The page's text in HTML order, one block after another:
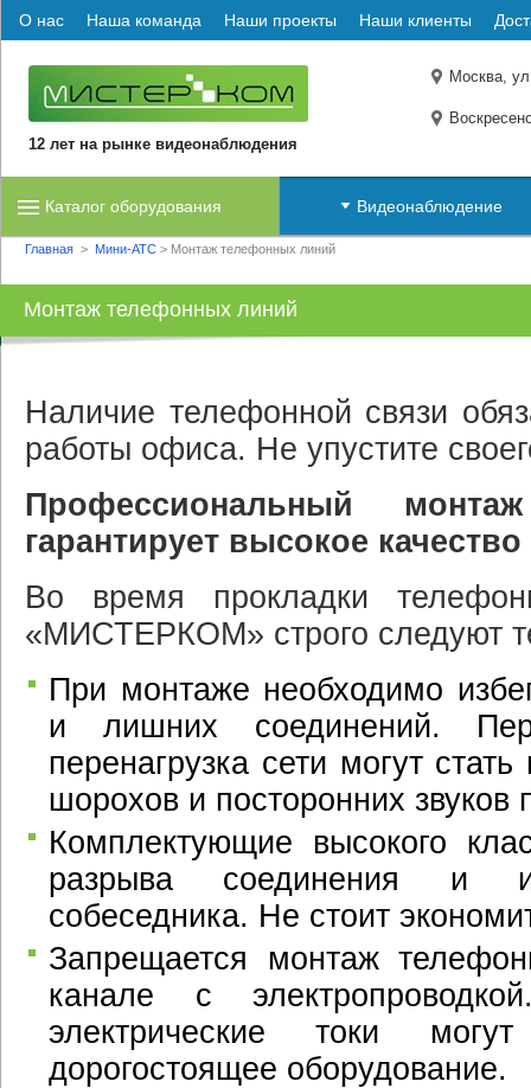
О нас Наша команда Наши проекты Наши клиенты
12 лет на рынке видеонаблюдения
Москва,
Каталог оборудования Видеонаблюдение
Главная > Мини-АТС > Монтаж телефонных линий
Монтаж телефонных линий
Наличие телефонной связи
работы офиса. Не упустите
Профессиональный
гарантирует высокое
Во время прокладки
«МИСТЕРКОМ» строго следуют
При монтаже необходимо
и лишних соединений.
перенагрузка сети могут
шорохов и посторонних звуков
Комплектующие высокого
разрыва соединения и
собеседника. Не стоит
Запрещается монтаж
канале с
электрические токи
дорогостоящее оборудование.